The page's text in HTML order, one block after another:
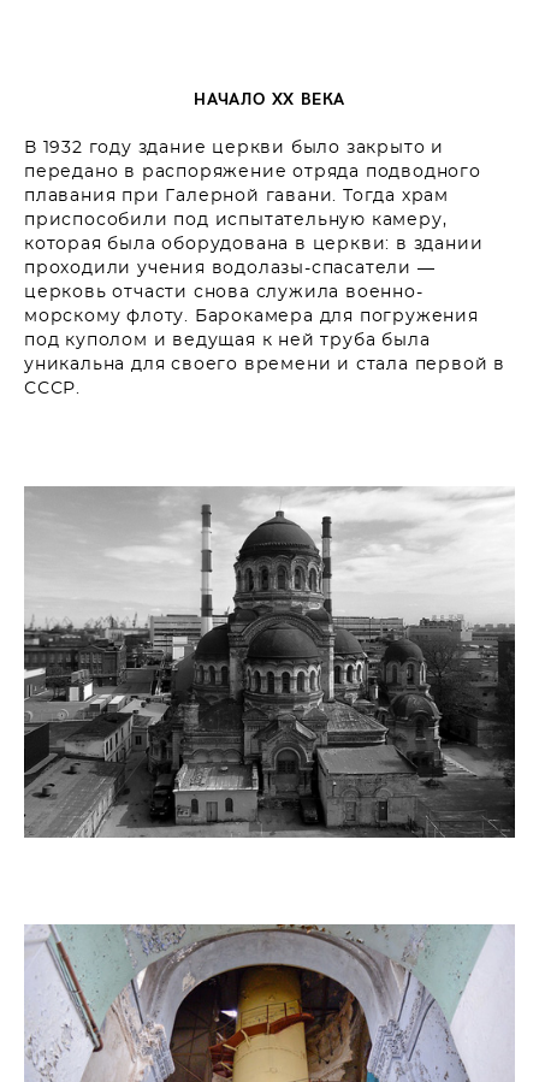
НАЧАЛО ХХ ВЕКА
В 1932 году здание церкви было закрыто и
передано в распоряжение отряда подводного
плавания при Галерной гавани. Тогда храм
приспособили под испытательную камеру,
которая была оборудована в церкви: в здании
проходили учения водолазы-спасатели —
церковь отчасти снова служила военно-
морскому флоту. Барокамера для погружения
под куполом и ведущая к ней труба была
уникальна для своего времени и стала первой в
СССР.